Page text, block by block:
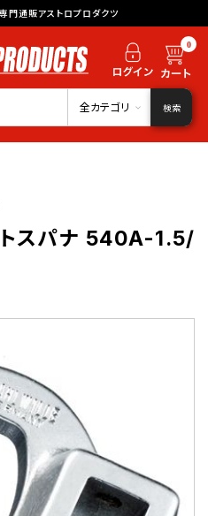
門通販アストロプロダクツ
0
全カテゴリ 検索
スパナ 540A-1.5/